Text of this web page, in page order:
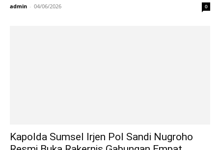
admin - 04/06/2026 0
Kapolda Sumsel Irjen Pol Sandi Nugroho